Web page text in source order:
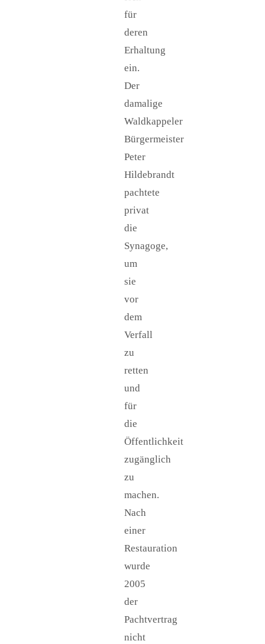
für
deren
Erhaltung
ein.
Der
damalige
Waldkappeler
Bürgermeister
Peter
Hildebrandt
pachtete
privat
die
Synagoge,
um
sie
vor
dem
Verfall
zu
retten
und
für
die
Öffentlichkeit
zugänglich
zu
machen.
Nach
einer
Restauration
wurde
2005
der
Pachtvertrag
nicht